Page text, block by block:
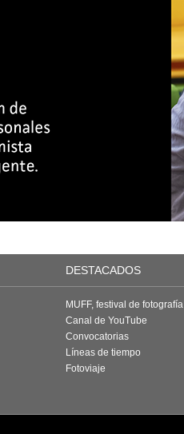
DESTACADOS
MUFF, festival de fotografía
Canal de YouTube
Convocatorias
Líneas de tiempo
Fotoviaje